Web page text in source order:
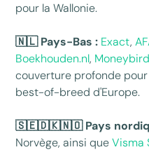
pour la Wallonie.
🇳🇱 Pays-Bas : Exact,
Boekhouden.nl,
couverture profonde
best-of-breed d'Europe.
🇸🇪🇩🇰🇳🇴 Pays
Norvège, ainsi queVisma